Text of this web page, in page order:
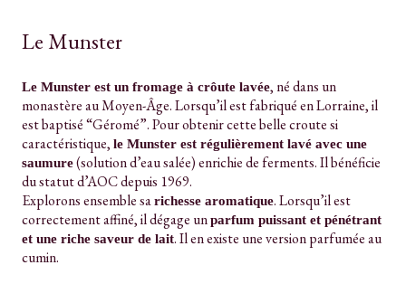
Le Munster
Le Munster est un fromage à crôute lavée, né dans un
monastère au Moyen-Âge. Lorsqu’il est fabriqué en Lorraine, il
est baptisé “Géromé”. Pour obtenir cette belle croute si
caractéristique, le Munster est régulièrement lavé avec une
saumure(solution d’eau salée) enrichie de ferments. Il bénéficie
du statut d’AOC depuis 1969.
Explorons ensemble sarichesse aromatique. Lorsqu’il est
correctement affiné, il dégage unparfum puissant et pénétrant
et une riche saveur de lait. Il en existe une version parfumée au
cumin.